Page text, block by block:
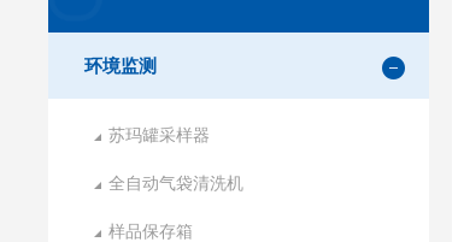
环境监测
苏玛罐采样器
全自动气袋清洗机
样品保存箱